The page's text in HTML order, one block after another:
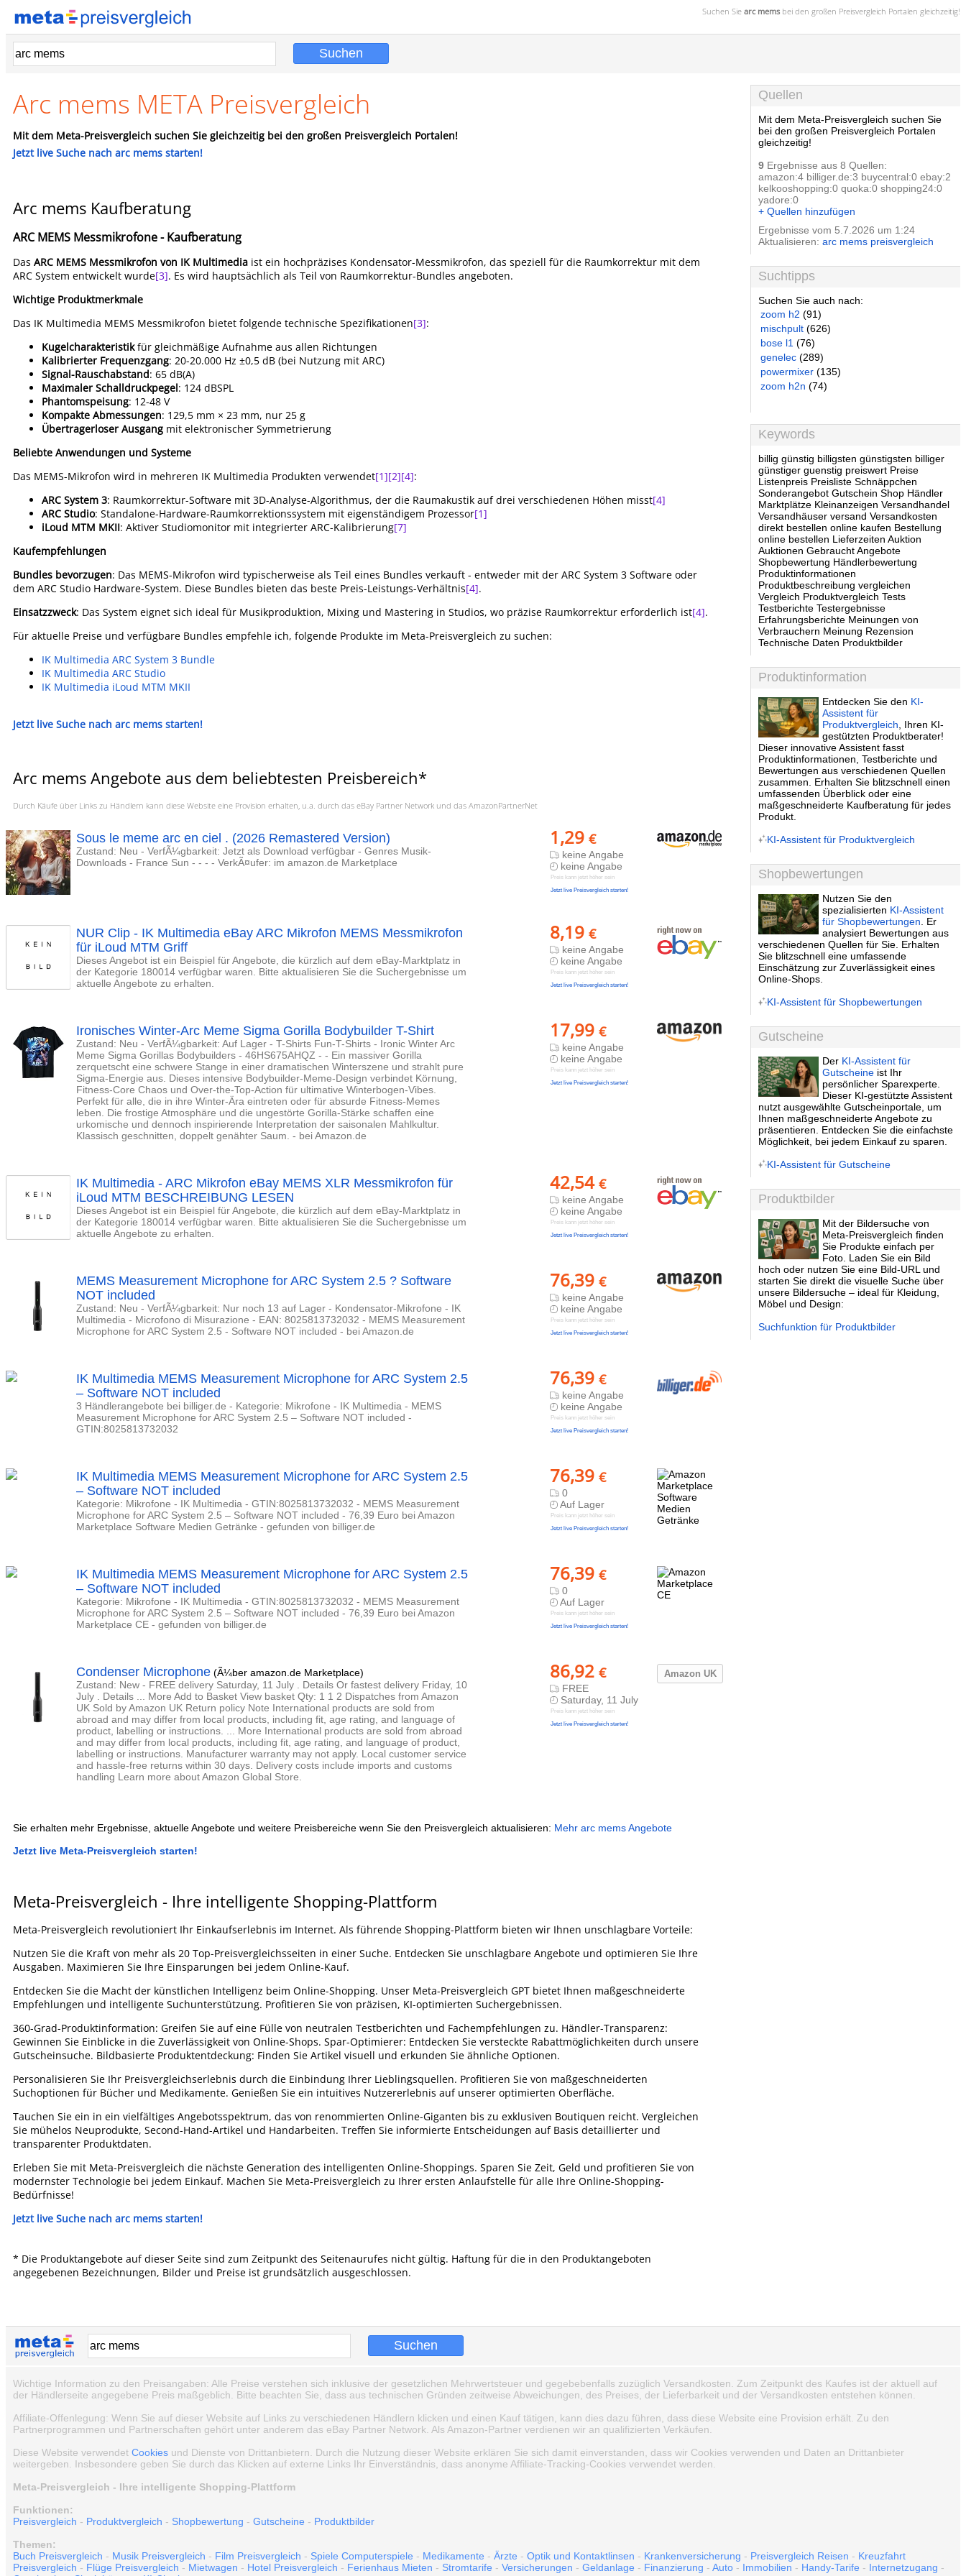
Suchen Sie arc mems bei den großen Preisvergleich Portalen gleichzeitig!
Arc mems META Preisvergleich
Mit dem Meta-Preisvergleich suchen Sie gleichzeitig bei den großen Preisvergleich Portalen!
Jetzt live Suche nach arc mems starten!
Arc mems Kaufberatung
ARC MEMS Messmikrofone - Kaufberatung
Das ARC MEMS Messmikrofon von IK Multimedia ist ein hochpräzises Kondensator-Messmikrofon, das speziell für die Raumkorrektur mit dem
ARC System entwickelt wurde[3]. Es wird hauptsächlich als Teil von Raumkorrektur-Bundles angeboten.
Wichtige Produktmerkmale
Das IK Multimedia MEMS Messmikrofon bietet folgende technische Spezifikationen[3]:
Kugelcharakteristikfür gleichmäßige Aufnahme aus allen Richtungen
Kalibrierter Frequenzgang: 20-20.000 Hz ±0,5 dB (bei Nutzung mit ARC)
Signal-Rauschabstand: 65 dB(A)
Maximaler Schalldruckpegel: 124 dBSPL
Phantomspeisung: 12-48 V
Kompakte Abmessungen: 129,5 mm × 23 mm, nur 25 g
Übertragerloser Ausgang mit elektronischer Symmetrierung
Beliebte Anwendungen und Systeme
Das MEMS-Mikrofon wird in mehreren IK Multimedia Produkten verwendet[1][2][4]:
ARC System 3: Raumkorrektur-Software mit 3D-Analyse-Algorithmus, der die Raumakustik auf drei verschiedenen Höhen misst[4]
ARC Studio: Standalone-Hardware-Raumkorrektionssystem mit eigenständigem Prozessor[1]
iLoud MTM MKII: Aktiver Studiomonitor mit integrierter ARC-Kalibrierung[7]
Kaufempfehlungen
Bundles bevorzugen: Das MEMS-Mikrofon wird typischerweise als Teil eines Bundles verkauft - entweder mit der ARC System 3 Software oder
dem ARC Studio Hardware-System. Diese Bundles bieten das beste Preis-Leistungs-Verhältnis[4].
Einsatzzweck: Das System eignet sich ideal für Musikproduktion, Mixing und Mastering in Studios, wo präzise Raumkorrektur erforderlich ist[4].
Für aktuelle Preise und verfügbare Bundles empfehle ich, folgende Produkte im Meta-Preisvergleich zu suchen:
IK Multimedia ARC System 3 Bundle
IK Multimedia ARC Studio
IK Multimedia iLoud MTM MKII
Jetzt live Suche nach arc mems starten!
Arc mems Angebote aus dem beliebtesten Preisbereich*
Durch Käufe über Links zu Händlern kann diese Website eine Provision erhalten, u.a. durch das eBay Partner Network und das AmazonPartnerNet
1,29 €
keine Angabe
keine Angabe
Preis kann jetzt höher sein
Jetzt live Preisvergleich starten!
Sous le meme arc en ciel . (2026 Remastered Version)
Zustand: Neu - VerfÃ¼gbarkeit: Jetzt als Download verfügbar - Genres Musik-
Downloads - France Sun - - - - VerkÃ¤ufer: im amazon.de Marketplace
8,19 €
keine Angabe
keine Angabe
Preis kann jetzt höher sein
Jetzt live Preisvergleich starten!
NUR Clip - IK Multimedia eBay ARC Mikrofon MEMS Messmikrofon
für iLoud MTM Griff
Dieses Angebot ist ein Beispiel für Angebote, die kürzlich auf dem eBay-Marktplatz in
der Kategorie 180014 verfügbar waren. Bitte aktualisieren Sie die Suchergebnisse um
aktuelle Angebote zu erhalten.
17,99 €
keine Angabe
keine Angabe
Preis kann jetzt höher sein
Jetzt live Preisvergleich starten!
Ironisches Winter-Arc Meme Sigma Gorilla Bodybuilder T-Shirt
Zustand: Neu - VerfÃ¼gbarkeit: Auf Lager - T-Shirts Fun-T-Shirts - Ironic Winter Arc
Meme Sigma Gorillas Bodybuilders - 46HS675AHQZ - - Ein massiver Gorilla
zerquetscht eine schwere Stange in einer dramatischen Winterszene und strahlt pure
Sigma-Energie aus. Dieses intensive Bodybuilder-Meme-Design verbindet Körnung,
Fitness-Core Chaos und Over-the-Top-Action für ultimative Winterbogen-Vibes.
Perfekt für alle, die in ihre Winter-Ära eintreten oder für absurde Fitness-Memes
leben. Die frostige Atmosphäre und die ungestörte Gorilla-Stärke schaffen eine
urkomische und dennoch inspirierende Interpretation der saisonalen Mahlkultur.
Klassisch geschnitten, doppelt genähter Saum. - bei Amazon.de
42,54 €
keine Angabe
keine Angabe
Preis kann jetzt höher sein
Jetzt live Preisvergleich starten!
IK Multimedia - ARC Mikrofon eBay MEMS XLR Messmikrofon für
iLoud MTM BESCHREIBUNG LESEN
Dieses Angebot ist ein Beispiel für Angebote, die kürzlich auf dem eBay-Marktplatz in
der Kategorie 180014 verfügbar waren. Bitte aktualisieren Sie die Suchergebnisse um
aktuelle Angebote zu erhalten.
76,39 €
keine Angabe
keine Angabe
Preis kann jetzt höher sein
Jetzt live Preisvergleich starten!
MEMS Measurement Microphone for ARC System 2.5 ? Software
NOT included
Zustand: Neu - VerfÃ¼gbarkeit: Nur noch 13 auf Lager - Kondensator-Mikrofone - IK
Multimedia - Microfono di Misurazione - EAN: 8025813732032 - MEMS Measurement
Microphone for ARC System 2.5 - Software NOT included - bei Amazon.de
76,39 €
keine Angabe
keine Angabe
Preis kann jetzt höher sein
Jetzt live Preisvergleich starten!
IK Multimedia MEMS Measurement Microphone for ARC System 2.5
– Software NOT included
3 Händlerangebote bei billiger.de - Kategorie: Mikrofone - IK Multimedia - MEMS
Measurement Microphone for ARC System 2.5 – Software NOT included -
GTIN:8025813732032
76,39 €
0
Auf Lager
Preis kann jetzt höher sein
Jetzt live Preisvergleich starten!
IK Multimedia MEMS Measurement Microphone for ARC System 2.5
– Software NOT included
Kategorie: Mikrofone - IK Multimedia - GTIN:8025813732032 - MEMS Measurement
Microphone for ARC System 2.5 – Software NOT included - 76,39 Euro bei Amazon
Marketplace Software Medien Getränke - gefunden von billiger.de
76,39 €
0
Auf Lager
Preis kann jetzt höher sein
Jetzt live Preisvergleich starten!
IK Multimedia MEMS Measurement Microphone for ARC System 2.5
– Software NOT included
Kategorie: Mikrofone - IK Multimedia - GTIN:8025813732032 - MEMS Measurement
Microphone for ARC System 2.5 – Software NOT included - 76,39 Euro bei Amazon
Marketplace CE - gefunden von billiger.de
Amazon UK
86,92 €
FREE
Saturday, 11 July
Preis kann jetzt höher sein
Jetzt live Preisvergleich starten!
Condenser Microphone (Ã¼ber amazon.de Marketplace)
Zustand: New - FREE delivery Saturday, 11 July . Details Or fastest delivery Friday, 10
July . Details ... More Add to Basket View basket Qty: 1 1 2 Dispatches from Amazon
UK Sold by Amazon UK Return policy Note International products are sold from
abroad and may differ from local products, including fit, age rating, and language of
product, labelling or instructions. ... More International products are sold from abroad
and may differ from local products, including fit, age rating, and language of product,
labelling or instructions. Manufacturer warranty may not apply. Local customer service
and hassle-free returns within 30 days. Delivery costs include imports and customs
handling Learn more about Amazon Global Store.
Sie erhalten mehr Ergebnisse, aktuelle Angebote und weitere Preisbereiche wenn Sie den Preisvergleich aktualisieren: Mehr arc mems Angebote
Jetzt live Meta-Preisvergleich starten!
Meta-Preisvergleich - Ihre intelligente Shopping-Plattform
Meta-Preisvergleich revolutioniert Ihr Einkaufserlebnis im Internet. Als führende Shopping-Plattform bieten wir Ihnen unschlagbare Vorteile:
Nutzen Sie die Kraft von mehr als 20 Top-Preisvergleichsseiten in einer Suche. Entdecken Sie unschlagbare Angebote und optimieren Sie Ihre
Ausgaben. Maximieren Sie Ihre Einsparungen bei jedem Online-Kauf.
Entdecken Sie die Macht der künstlichen Intelligenz beim Online-Shopping. Unser Meta-Preisvergleich GPT bietet Ihnen maßgeschneiderte
Empfehlungen und intelligente Suchunterstützung. Profitieren Sie von präzisen, KI-optimierten Suchergebnissen.
360-Grad-Produktinformation: Greifen Sie auf eine Fülle von neutralen Testberichten und Fachempfehlungen zu. Händler-Transparenz:
Gewinnen Sie Einblicke in die Zuverlässigkeit von Online-Shops. Spar-Optimierer: Entdecken Sie versteckte Rabattmöglichkeiten durch unsere
Gutscheinsuche. Bildbasierte Produktentdeckung: Finden Sie Artikel visuell und erkunden Sie ähnliche Optionen.
Personalisieren Sie Ihr Preisvergleichserlebnis durch die Einbindung Ihrer Lieblingsquellen. Profitieren Sie von maßgeschneiderten
Suchoptionen für Bücher und Medikamente. Genießen Sie ein intuitives Nutzererlebnis auf unserer optimierten Oberfläche.
Tauchen Sie ein in ein vielfältiges Angebotsspektrum, das von renommierten Online-Giganten bis zu exklusiven Boutiquen reicht. Vergleichen
Sie mühelos Neuprodukte, Second-Hand-Artikel und Handarbeiten. Treffen Sie informierte Entscheidungen auf Basis detaillierter und
transparenter Produktdaten.
Erleben Sie mit Meta-Preisvergleich die nächste Generation des intelligenten Online-Shoppings. Sparen Sie Zeit, Geld und profitieren Sie von
modernster Technologie bei jedem Einkauf. Machen Sie Meta-Preisvergleich zu Ihrer ersten Anlaufstelle für alle Ihre Online-Shopping-
Bedürfnisse!
Jetzt live Suche nach arc mems starten!
* Die Produktangebote auf dieser Seite sind zum Zeitpunkt des Seitenaurufes nicht gültig. Haftung für die in den Produktangeboten
angegebenen Bezeichnungen, Bilder und Preise ist grundsätzlich ausgeschlossen.
Quellen
Mit dem Meta-Preisvergleich suchen Sie
bei den großen Preisvergleich Portalen
gleichzeitig!
9 Ergebnisse aus 8 Quellen:
amazon:4 billiger.de:3 buycentral:0 ebay:2
kelkooshopping:0 quoka:0 shopping24:0
yadore:0
+ Quellen hinzufügen
Ergebnisse vom 5.7.2026 um 1:24
Aktualisieren: arc mems preisvergleich
Suchtipps
Suchen Sie auch nach:
zoom h2 (91)
mischpult (626)
bose l1 (76)
genelec (289)
powermixer (135)
zoom h2n (74)
Keywords
billig günstig billigsten günstigsten billiger
günstiger guenstig preiswert Preise
Listenpreis Preisliste Schnäppchen
Sonderangebot Gutschein Shop Händler
Marktplätze Kleinanzeigen Versandhandel
Versandhäuser versand Versandkosten
direkt bestellen online kaufen Bestellung
online bestellen Lieferzeiten Auktion
Auktionen Gebraucht Angebote
Shopbewertung Händlerbewertung
Produktinformationen
Produktbeschreibung vergleichen
Vergleich Produktvergleich Tests
Testberichte Testergebnisse
Erfahrungsberichte Meinungen von
Verbrauchern Meinung Rezension
Technische Daten Produktbilder
Produktinformation
Entdecken Sie den KI-
Assistent für
Produktvergleich , Ihren KI-
gestützten Produktberater!
Dieser innovative Assistent fasst
Produktinformationen, Testberichte und
Bewertungen aus verschiedenen Quellen
zusammen. Erhalten Sie blitzschnell einen
umfassenden Überblick oder eine
maßgeschneiderte Kaufberatung für jedes
Produkt.
KI-Assistent für Produktvergleich
Shopbewertungen
Nutzen Sie den
spezialisierten KI-Assistent
für Shopbewertungen . Er
analysiert Bewertungen aus
verschiedenen Quellen für Sie. Erhalten
Sie blitzschnell eine umfassende
Einschätzung zur Zuverlässigkeit eines
Online-Shops.
KI-Assistent für Shopbewertungen
Gutscheine
Der KI-Assistent für
Gutscheine ist Ihr
persönlicher Sparexperte.
Dieser KI-gestützte Assistent
nutzt ausgewählte Gutscheinportale, um
Ihnen maßgeschneiderte Angebote zu
präsentieren. Entdecken Sie die einfachste
Möglichkeit, bei jedem Einkauf zu sparen.
KI-Assistent für Gutscheine
Produktbilder
Mit der Bildersuche von
Meta-Preisvergleich finden
Sie Produkte einfach per
Foto. Laden Sie ein Bild
hoch oder nutzen Sie eine Bild-URL und
starten Sie direkt die visuelle Suche über
unsere Bildersuche – ideal für Kleidung,
Möbel und Design:
Suchfunktion für Produktbilder
Wichtige Information zu den Preisangaben: Alle Preise verstehen sich inklusive der gesetzlichen Mehrwertsteuer und gegebebenfalls zuzüglich Versandkosten. Zum Zeitpunkt des Kaufes ist der aktuell auf
der Händlerseite angegebene Preis maßgeblich. Bitte beachten Sie, dass aus technischen Gründen zeitweise Abweichungen, des Preises, der Lieferbarkeit und der Versandkosten entstehen können.
Affiliate-Offenlegung: Wenn Sie auf dieser Website auf Links zu verschiedenen Händlern klicken und einen Kauf tätigen, kann dies dazu führen, dass diese Website eine Provision erhält. Zu den
Partnerprogrammen und Partnerschaften gehört unter anderem das eBay Partner Network. Als Amazon-Partner verdienen wir an qualifizierten Verkäufen.
Diese Website verwendet Cookies und Dienste von Drittanbietern. Durch die Nutzung dieser Website erklären Sie sich damit einverstanden, dass wir Cookies verwenden und Daten an Drittanbieter
weitergeben. Insbesondere geben Sie durch das Klicken auf externe Links Ihr Einverständnis, dass anonyme Affiliate-Tracking-Cookies verwendet werden.
Meta-Preisvergleich - Ihre intelligente Shopping-Plattform
Funktionen:
Preisvergleich - Produktvergleich - Shopbewertung - Gutscheine - Produktbilder
Themen:
Buch Preisvergleich - Musik Preisvergleich - Film Preisvergleich - Spiele Computerspiele - Medikamente - Ärzte - Optik und Kontaktlinsen - Krankenversicherung - Preisvergleich Reisen - Kreuzfahrt
Preisvergleich - Flüge Preisvergleich - Mietwagen - Hotel Preisvergleich - Ferienhaus Mieten - Stromtarife - Versicherungen - Geldanlage - Finanzierung - Auto - Immobilien - Handy-Tarife - Internetzugang -